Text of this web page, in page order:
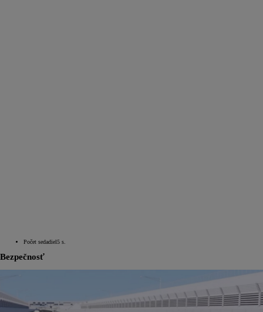
Počet sedadiel5 s.
Bezpečnosť